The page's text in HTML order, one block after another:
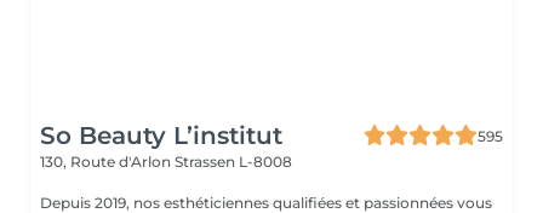
So Beauty L’institut
595
130, Route d'Arlon Strassen L-8008
Depuis 2019, nos esthéticiennes qualifiées et passionnées vous